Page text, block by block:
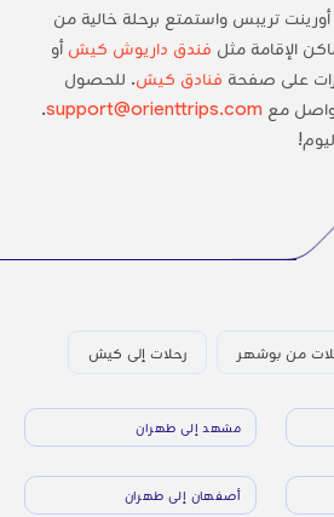
أورينت تريبس واستمتع برحلة خالية من
الإقامة مثل فندق داريوش كيش أو
على صفحة فنادق كيش. للحصول
مع support@orienttrips.com
.
من بوشهر رحلات إلى كيش
مشهد إلى طهران
أصفهان إلى طهران